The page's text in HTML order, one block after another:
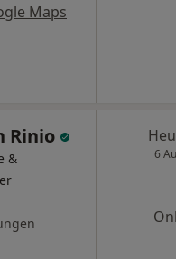
Maps
Rinio
&
6